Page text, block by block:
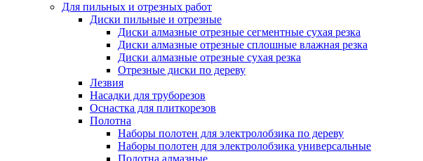
Для пильных и отрезных работ
Диски пильные и отрезные
Диски алмазные отрезные сегментные сухая резка
Диски алмазные отрезные сплошные влажная резка
Диски алмазные отрезные сухая резка
Отрезные диски по дереву
Лезвия
Насадки для труборезов
Оснастка для плиткорезов
Полотна
Наборы полотен для электролобзика по дереву
Наборы полотен для электролобзика универсальные
Полотна алмазные